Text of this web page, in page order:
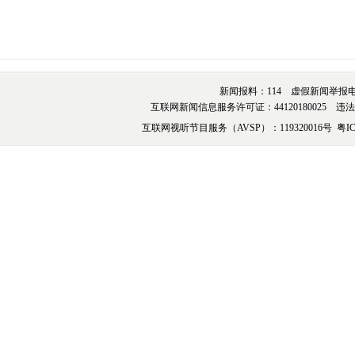
新闻报料：114 虚假新闻举报电
互联网新闻信息服务许可证：44120180025 违
互联网视听节目服务（AVSP）：119320016号粤